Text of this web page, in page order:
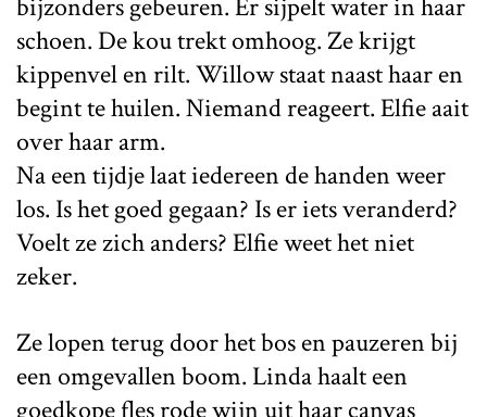
schoen. De kou trekt omhoog. Ze krijgt
kippenvel en rilt. Willow staat naast haar en
begint te huilen. Niemand reageert. Elfie aait
over haar arm.
Na een tijdje laat iedereen de handen weer
los. Is het goed gegaan? Is er iets veranderd?
Voelt ze zich anders? Elfie weet het niet
zeker.
Ze lopen terug door het bos en pauzeren bij
een omgevallen boom. Linda haalt een
goedkope fles rode wijn uit haar canvas